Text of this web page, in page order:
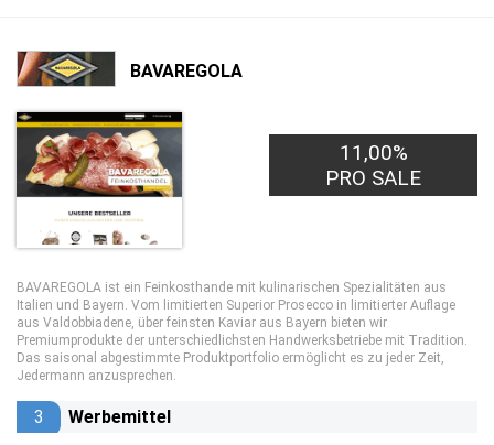
BAVAREGOLA
11,00%
PRO SALE
BAVAREGOLA ist ein Feinkosthande mit kulinarischen Spezialitäten aus
Italien und Bayern. Vom limitierten Superior Prosecco in limitierter Auflage
aus Valdobbiadene, über feinsten Kaviar aus Bayern bieten wir
Premiumprodukte der unterschiedlichsten Handwerksbetriebe mit Tradition.
Das saisonal abgestimmte Produktportfolio ermöglicht es zu jeder Zeit,
Jedermann anzusprechen.
3 Werbemittel